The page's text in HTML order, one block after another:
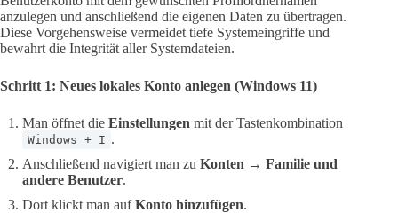
anzulegen und anschließend die eigenen Daten zu übertragen.
Diese Vorgehensweise vermeidet tiefe Systemeingriffe und
bewahrt die Integrität aller Systemdateien.
Schritt 1: Neues lokales Konto anlegen (Windows 11)
Man öffnet die Einstellungen mit der Tastenkombination
Windows + I .
Anschließend navigiert man zu Konten → Familie und
andere Benutzer.
Dort klickt man aufKonto hinzufügen.